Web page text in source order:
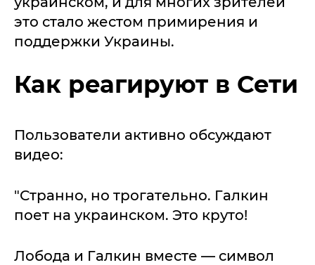
это стало жестом примирения и
поддержки Украины.
Как реагируют в Сети
Пользователи активно обсуждают
видео:
"Странно, но трогательно. Галкин
поет на украинском. Это круто!
Лобода и Галкин вместе — символ